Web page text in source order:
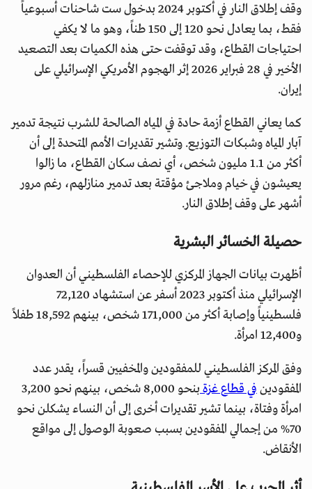
وقف إطلاق النار في أكتوبر 2024 بدخول ست شاحنات أسبوعياً
فقط، بما يعادل نحو 120 إلى 150 طناً، وهو ما لا يكفي
احتياجات القطاع، وقد توقفت حتى هذه الكميات بعد التصعيد
الأخير في 28 فبراير 2026 إثر الهجوم الأمريكي الإسرائيلي على
إيران.
كما يعاني القطاع أزمة حادة في المياه الصالحة للشرب نتيجة تدمير
آبار المياه وشبكات التوزيع. وتشير تقديرات الأمم المتحدة إلى أن
أكثر من 1.1 مليون شخص، أي نصف سكان القطاع، ما زالوا
يعيشون في خيام وملاجئ مؤقتة بعد تدمير منازلهم، رغم مرور
أشهر على وقف إطلاق النار.
حصيلة الخسائر البشرية
أظهرت بيانات الجهاز المركزي للإحصاء الفلسطيني أن العدوان
الإسرائيلي منذ أكتوبر 2023 أسفر عن استشهاد 72,120
فلسطينياً وإصابة أكثر من 171,000 شخص، بينهم 18,592 طفلاً
و12,400 امرأة.
وفق المركز الفلسطيني للمفقودين والمخفيين قسراً، يقدر عدد
المفقودين في قطاع غزة
بنحو 8,000 شخص، بينهم نحو 3,200
امرأة وفتاة، بينما تشير تقديرات أخرى إلى أن النساء يشكلن نحو
70% من إجمالي المفقودين بسبب صعوبة الوصول إلى مواقع
الأنقاض.